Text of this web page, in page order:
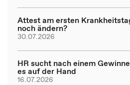
Attest am ersten
noch ändern?
30.07.2026
HR sucht nach einem
es auf der Hand
16.07.2026